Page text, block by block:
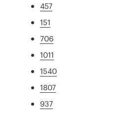
457
151
706
1011
1540
1807
937